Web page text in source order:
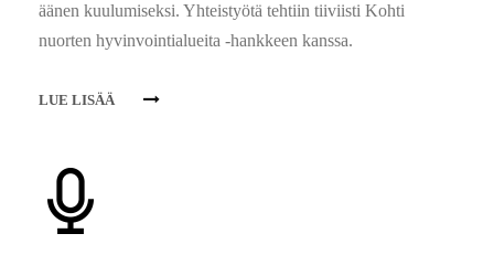
äänen kuulumiseksi. Yhteistyötä tehtiin tiiviisti Kohti
nuorten hyvinvointialueita -hankkeen kanssa.
LUE LISÄÄ